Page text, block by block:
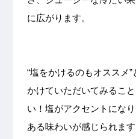
に広がります。
“塩をかけるのもオススメ
かけていただいてみるこ
い！塩がアクセントにな
ある味わいが感じられま